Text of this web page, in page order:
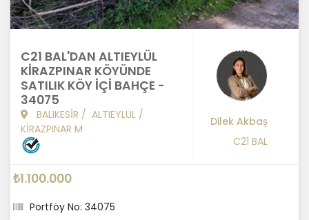
C21 BAL'DAN ALTIEYLÜL
KİRAZPINAR KÖYÜNDE
SATILIK KÖY İÇİ BAHÇE -
34075
BALIKESİR / ALTIEYLÜL /
KİRAZPINAR M
Dilek Akbaş
C21 BAL
₺1.100.000
Portföy No: 34075